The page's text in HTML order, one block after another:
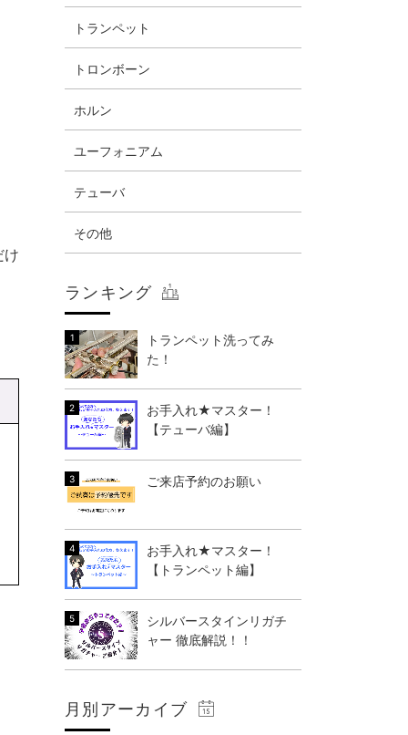
け
トランペット
トロンボーン
ホルン
ユーフォニアム
テューバ
その他
ランキング
トランペット洗ってみ
た！
お手入れ★マスター！
【テューバ編】
ご来店予約のお願い
お手入れ★マスター！
【トランペット編】
シルバースタインリガチ
ャー 徹底解説！！
月別アーカイブ